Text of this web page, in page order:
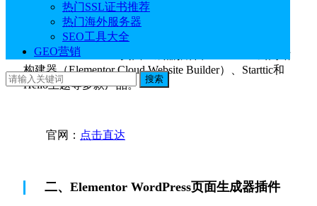
热门SSL证书推荐
热门海外服务器
SEO工具大全
GEO营销
搜索
Elementor是一个领先的
Elementor的活跃安装量已超过500万，已经成为受欢迎
的WordPress网站页面构建平台之一。Elementor有
Elementor WordPress页面生成器插件、Elementor云网站
构建器（Elementor Cloud Website Builder）、Starttic和
Hello主题等多款产品。
官网： 点击直达
二、Elementor WordPress页面生成器插件